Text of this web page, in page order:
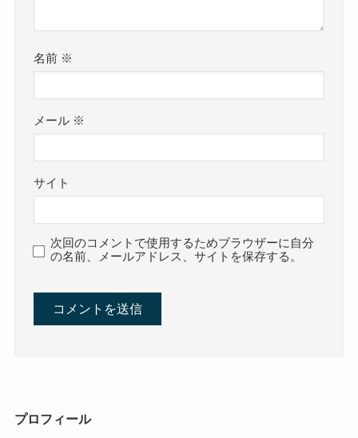
名前 ※
メール ※
サイト
次回のコメントで使用するためブラウザーに自分
の名前、メールアドレス、サイトを保存する。
プロフィール